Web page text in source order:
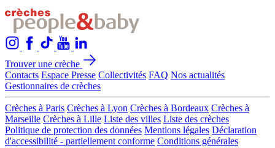
Trouver une crèche
Contacts Espace Presse Collectivités FAQ Nos actualités
Gestionnaires de crèches
Crèches à Paris Crèches à Lyon Crèches à Bordeaux Crèches à
Marseille Crèches à Lille Liste des villes Liste des crèches
Politique de protection des données Mentions légales Déclaration
d'accessibilité - partiellement conforme Conditions générales